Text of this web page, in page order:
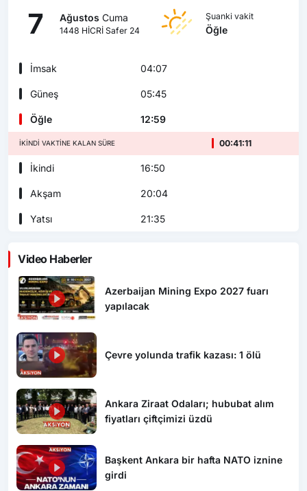
7 Ağustos Cuma
1448 HİCRİ Safer 24
Şuanki vakit
Öğle
İmsak 04:07
Güneş 05:45
Öğle 12:59
İKINDI VAKTINE KALAN SÜRE 00:41:09
İkindi 16:50
Akşam 20:04
Yatsı 21:35
Video Haberler
Azerbaijan Mining Expo 2027 fuarı
yapılacak
Çevre yolunda trafik kazası: 1 ölü
Ankara Ziraat Odaları; hububat alım
fiyatları çiftçimizi üzdü
Başkent Ankara bir hafta NATO iznine
girdi